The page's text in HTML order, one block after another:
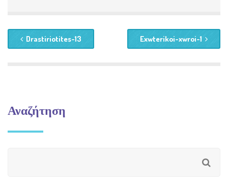
Drastiriotites-13 Exwterikoi-xwroi-1
Αναζήτηση